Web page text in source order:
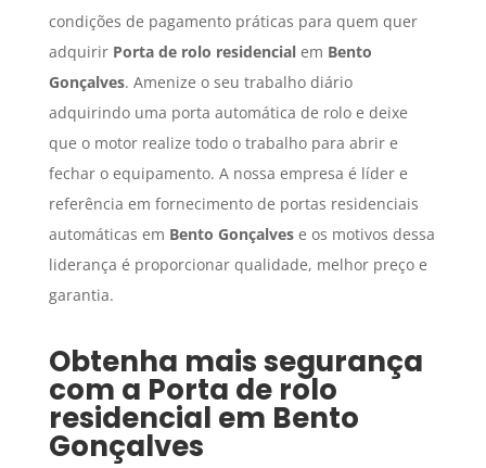
condições de pagamento práticas para quem quer
adquirir Porta de rolo residencialem Bento
Gonçalves. Amenize o seu trabalho diário
adquirindo uma porta automática de rolo e deixe
que o motor realize todo o trabalho para abrir e
fechar o equipamento. A nossa empresa é líder e
referência em fornecimento de portas residenciais
automáticas em Bento Gonçalvese os motivos dessa
liderança é proporcionar qualidade, melhor preço e
garantia.
Obtenha mais segurança
com a Porta de rolo
residencial em Bento
Gonçalves